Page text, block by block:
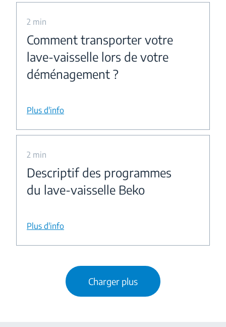
2 min
Comment transporter votre
lave-vaisselle lors de votre
déménagement ?
Plus d'info
2 min
Descriptif des programmes
du lave-vaisselle Beko
Plus d'info
Charger plus